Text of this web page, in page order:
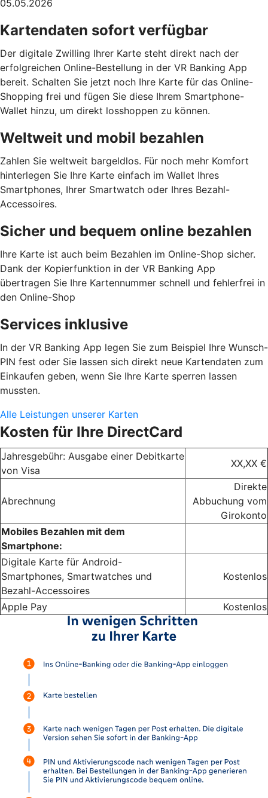
05.05.2026
Kartendaten sofort verfügbar
Der digitale Zwilling Ihrer Karte steht direkt nach der
erfolgreichen Online-Bestellung in der VR Banking App
bereit. Schalten Sie jetzt noch Ihre Karte für das Online-
Shopping frei und fügen Sie diese Ihrem Smartphone-
Wallet hinzu, um direkt losshoppen zu können.
Weltweit und mobil bezahlen
Zahlen Sie weltweit bargeldlos. Für noch mehr Komfort
hinterlegen Sie Ihre Karte einfach im Wallet Ihres
Smartphones, Ihrer Smartwatch oder Ihres Bezahl-
Accessoires.
Sicher und bequem online bezahlen
Ihre Karte ist auch beim Bezahlen im Online-Shop sicher.
Dank der Kopierfunktion in der VR Banking App
übertragen Sie Ihre Kartennummer schnell und fehlerfrei in
den Online-Shop
Services inklusive
In der VR Banking App legen Sie zum Beispiel Ihre Wunsch-
PIN fest oder Sie lassen sich direkt neue Kartendaten zum
Einkaufen geben, wenn Sie Ihre Karte sperren lassen
mussten.
Alle Leistungen unserer Karten
Kosten für Ihre DirectCard
Jahresgebühr: Ausgabe einer Debitkarte
von Visa
XX,XX €
Abrechnung
Direkte
Abbuchung vom
Girokonto
Mobiles Bezahlen mit dem
Smartphone:
Digitale Karte für Android-
Smartphones, Smartwatches und
Bezahl-Accessoires
Kostenlos
Apple Pay Kostenlos